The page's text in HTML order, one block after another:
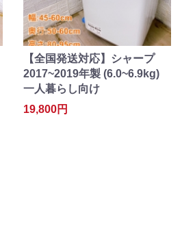
【全国発送対応】シャープ
2017~2019年製 (6.0~6.9kg)
一人暮らし向け
19,800円